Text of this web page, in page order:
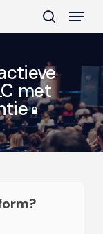
search
Menu
met